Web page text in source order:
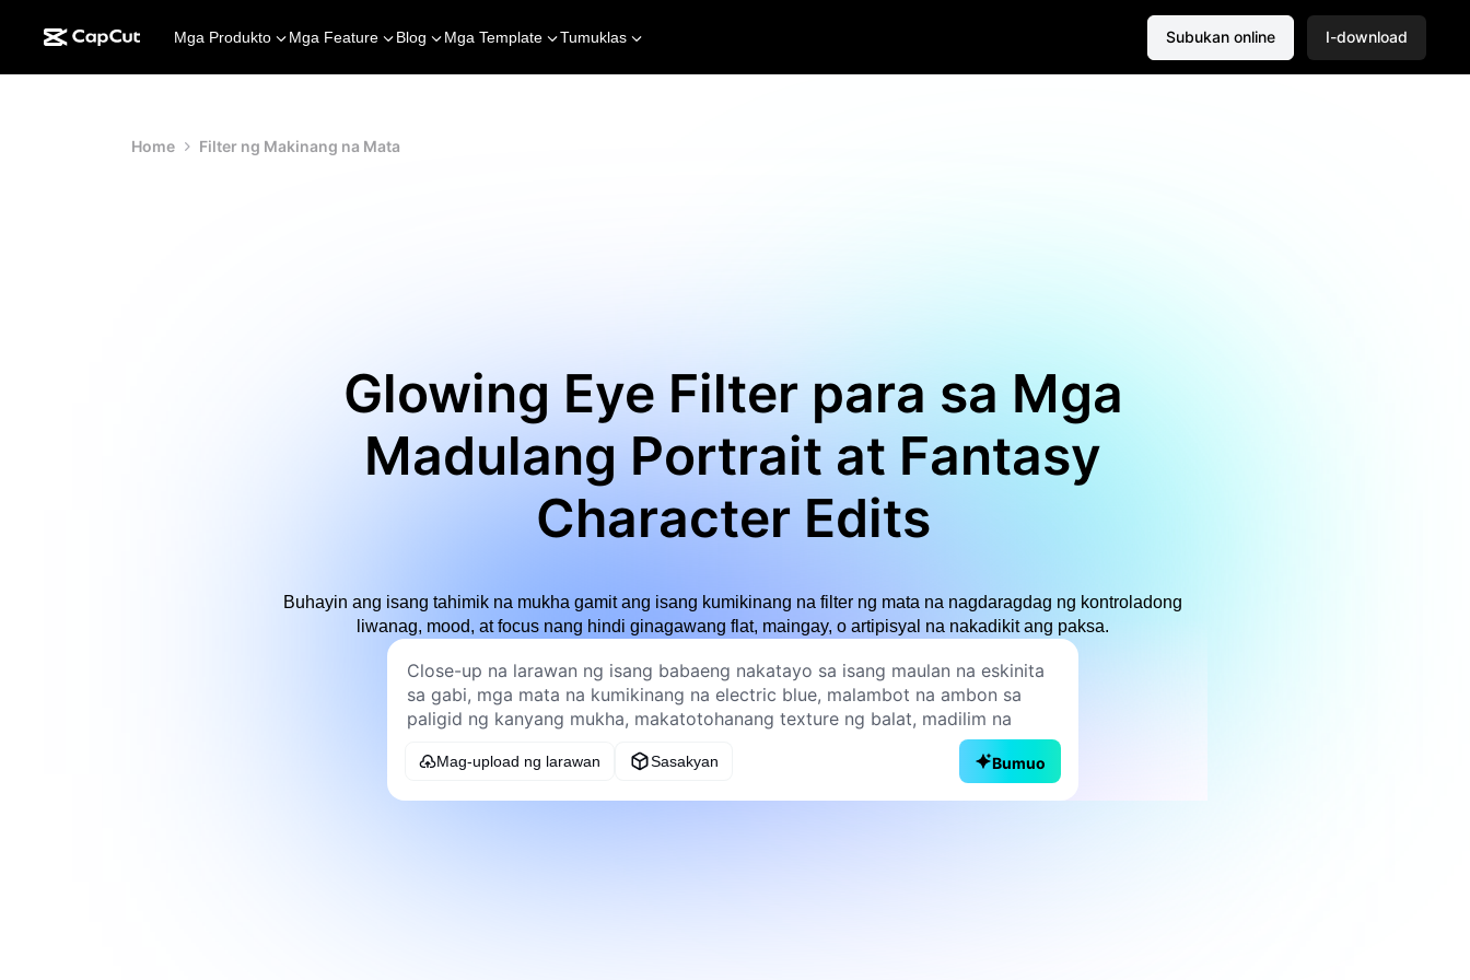
Mga Produkto Mga Feature Blog Mga Template Tumuklas Subukan online I-download
Home Filter ng Makinang na Mata
Glowing Eye Filter para sa Mga
Madulang Portrait at Fantasy
Character Edits
Buhayin ang isang tahimik na mukha gamit ang isang kumikinang na filter ng mata na nagdaragdag ng kontroladong
liwanag, mood, at focus nang hindi ginagawang flat, maingay, o artipisyal na nakadikit ang paksa.
Mag-upload ng larawan Sasakyan Bumuo